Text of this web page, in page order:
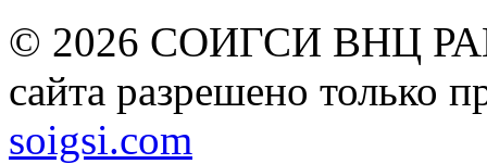
© 2026 СОИГСИ ВНЦ РАН
сайта разрешено только
soigsi.com